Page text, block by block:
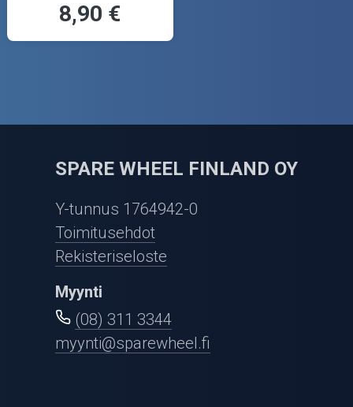
8,90 €
SPARE WHEEL FINLAND OY
Y-tunnus 1764942-0
Toimitusehdot
Rekisteriseloste
Myynti
(08) 311 3344
myynti@sparewheel.fi